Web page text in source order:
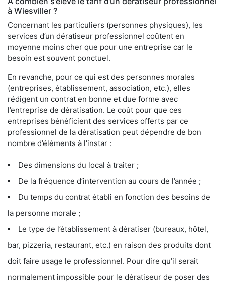
à Wiesviller ?
Concernant les particuliers (personnes physiques), les
services d’un dératiseur professionnel coûtent en
moyenne moins cher que pour une entreprise car le
besoin est souvent ponctuel.
En revanche, pour ce qui est des personnes morales
(entreprises, établissement, association, etc.), elles
rédigent un contrat en bonne et due forme avec
l’entreprise de dératisation. Le coût pour que ces
entreprises bénéficient des services offerts par ce
professionnel de la dératisation peut dépendre de bon
nombre d’éléments à l'instar :
Des dimensions du local à traiter ;
De la fréquence d’intervention au cours de l’année ;
Du temps du contrat établi en fonction des besoins de
la personne morale ;
Le type de l’établissement à dératiser (bureaux, hôtel,
bar, pizzeria, restaurant, etc.) en raison des produits dont
doit faire usage le professionnel. Pour dire qu’il serait
normalement impossible pour le dératiseur de poser des